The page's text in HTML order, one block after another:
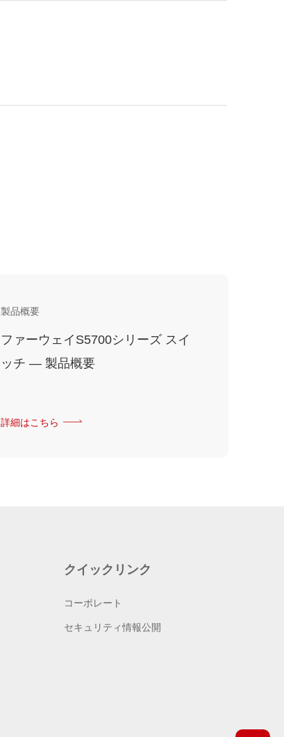
製品概要
ファーウェイS5700シリーズ スイ
ッチ — 製品概要
詳細はこちら
クイックリンク
コーポレート
セキュリティ情報公開